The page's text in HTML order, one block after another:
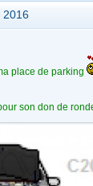
2016
place de parking
son don de